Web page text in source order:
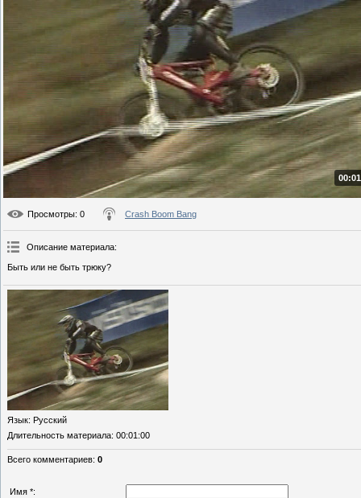
Просмотры: 0 Crash Boom Bang
Описание материала:
Быть или не быть трюку?
Язык: Русский
Длительность материала: 00:01:00
Всего комментариев: 0
Имя *: